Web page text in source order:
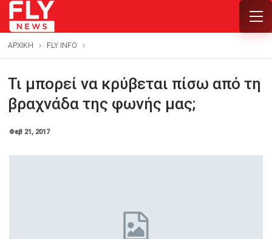
ΑΡΧΙΚΗ FLY INFO
Τι μπορεί να κρύβεται πίσω από τη
βραχνάδα της φωνής μας;
Φεβ 21, 2017